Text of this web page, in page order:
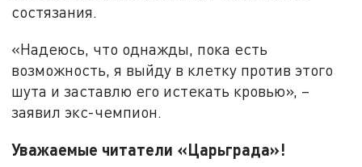
состязания.
«Надеюсь, что однажды, пока есть
возможность, я выйду в клетку против этого
шута и заставлю его истекать кровью», –
заявил экс-чемпион.
Уважаемые читатели «Царьграда»!